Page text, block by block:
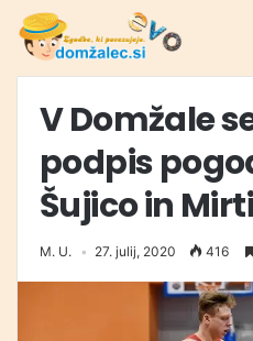
V Domžale
podpis
Šujico in
M. U. 27. julij, 2020 416